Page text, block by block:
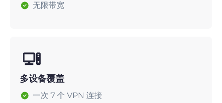
无限带宽
多设备覆盖
一次 7 个 VPN 连接